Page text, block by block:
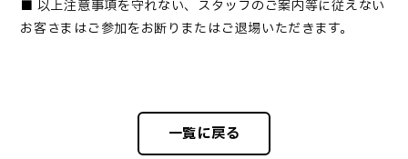
■ 以上注意事項を守れない、スタッフのご案内等に従えない
お客さまはご参加をお断りまたはご退場いただきます。
一覧に戻る